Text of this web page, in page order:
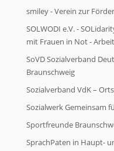
smiley - Verein zur
SOLWODI e.V. -
mit Frauen in Not -
SoVD Sozialverband
Braunschweig
Sozialverband VdK –
Sozialwerk Gemeinsam
Sportfreunde
SprachPaten in Haupt-